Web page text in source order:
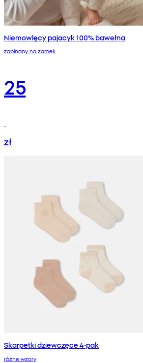
Niemowlęcy pajacyk 100% bawełna
zapinany na zamek
25
zł
Skarpetki dziewczęce 4-pak
różne wzory